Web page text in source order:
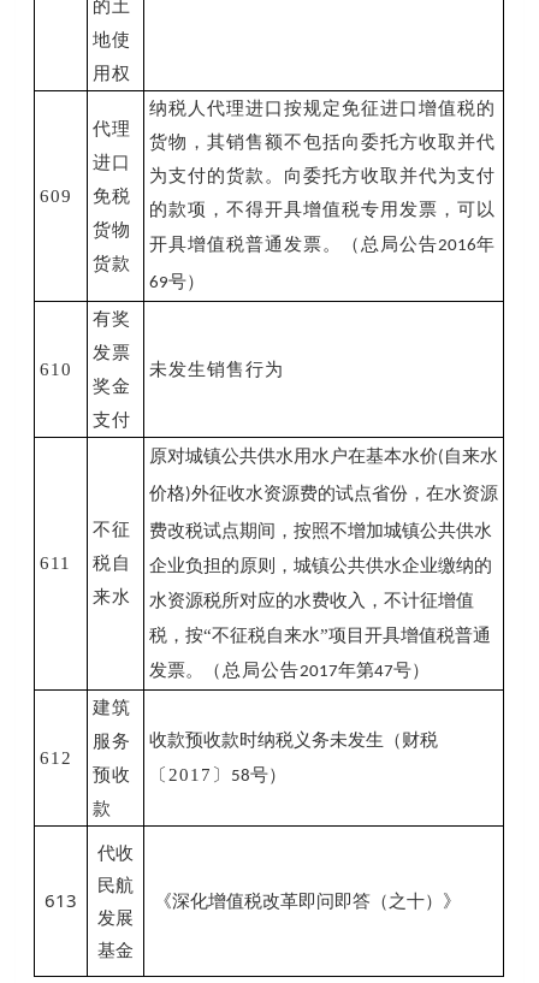
的土
地使
用权
609
代理
进口
免税
货物
货款
纳税人代理进口按规定免征进口增值税的
货物，其销售额不包括向委托方收取并代
为支付的货款。向委托方收取并代为支付
的款项，不得开具增值税专用发票，可以
开具增值税普通发票。（总局公告2016年
69号）
610
有奖
发票
奖金
支付
未发生销售行为
611
不征
税自
来水
原对城镇公共供水用水户在基本水价( 自来水
价格)外征收水资源费的试点省份，在水资源
费改税试点期间，按照不增加城镇公共供水
企业负担的原则，城镇公共供水企业缴纳的
水资源税所对应的水费收入，不计征增值
税，按“不征税自来水”项目开具增值税普通
发票。
（总局公告2017年第47号）
612
建筑
服务
预收
款
收款预收款时纳税义务未发生（财税
〔2017〕 58号）
613
代收
民航
发展
基金
《深化增值税改革即问即答（之十）》